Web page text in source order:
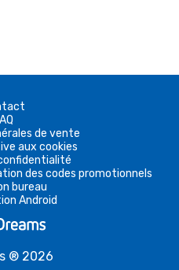
de vente
aux cookies
des codes promotionnels
bureau
Android
® 2026